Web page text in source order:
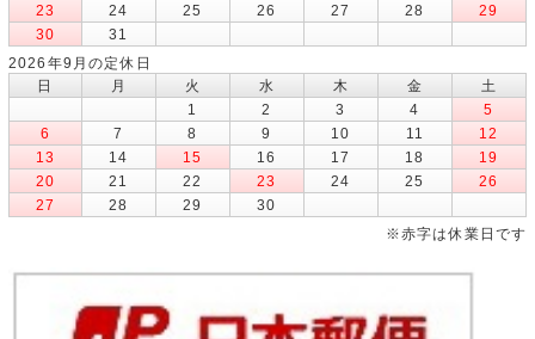
23
24 25 26 27 28
29
30
31
2026年9月の定休日
日
月 火 水 木 金
土
1
2 3 4
5
6
7 8 9 10 11
12
13
14 15 16 17 18
19
20
21 22 23 24 25
26
27
28 29
30
※赤字は休業日です